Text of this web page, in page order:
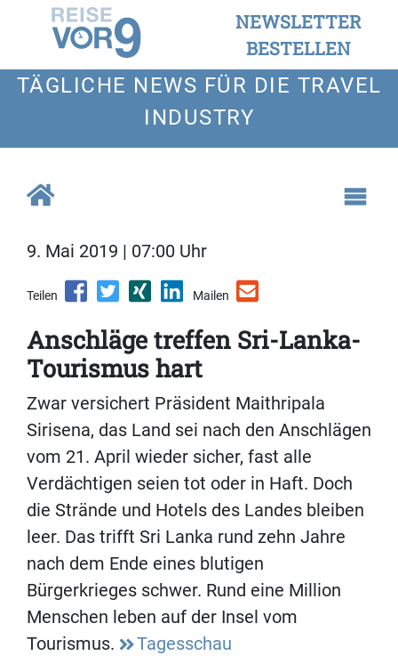
NEWSLETTER
BESTELLEN
TÄGLICHE NEWS FÜR DIE TRAVEL
INDUSTRY
9. Mai 2019 | 07:00 Uhr
Teilen Mailen
Anschläge treffen Sri-Lanka-
Tourismus hart
Zwar versichert Präsident Maithripala
Sirisena, das Land sei nach den Anschlägen
vom 21. April wieder sicher, fast alle
Verdächtigen seien tot oder in Haft. Doch
die Strände und Hotels des Landes bleiben
leer. Das trifft Sri Lanka rund zehn Jahre
nach dem Ende eines blutigen
Bürgerkrieges schwer. Rund eine Million
Menschen leben auf der Insel vom
Tourismus.
Tagesschau